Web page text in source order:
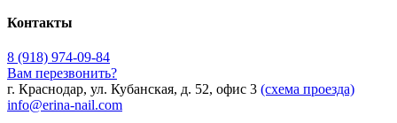
Контакты
8 (918) 974-09-84
Вам перезвонить?
г. Краснодар, ул. Кубанская, д. 52, офис 3 (схема проезда)
info@erina-nail.com